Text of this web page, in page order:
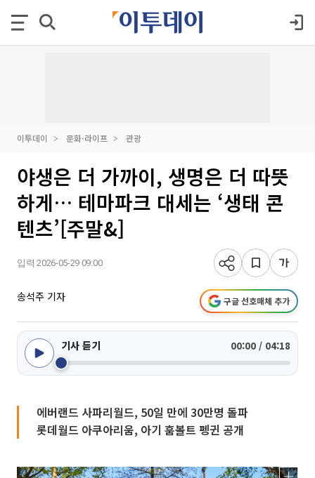
이투데이 문화·라이프 관광
야생은 더 가까이, 생명은 더 따뜻
하게… 테마파크 대세는 ‘생태 콘
텐츠’[주말&]
입력 2026-05-29 09:00
송석주 기자 구글 선호매체 추가
기사 듣기 00:00 / 04:18
에버랜드 사파리월드, 50일 만에 30만명 돌파
롯데월드 아쿠아리움, 아기 훔볼트 펭귄 공개